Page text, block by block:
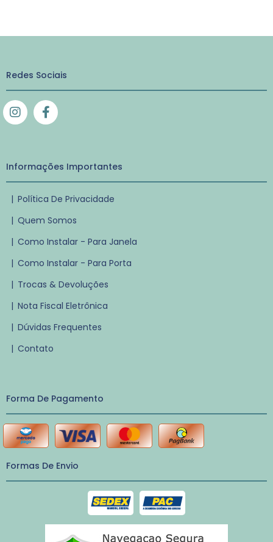
Redes Sociais
Informações Importantes
| Política De Privacidade
| Quem Somos
| Como Instalar - Para Janela
| Como Instalar - Para Porta
| Trocas & Devoluções
| Nota Fiscal Eletrônica
| Dúvidas Frequentes
| Contato
Forma De Pagamento
Formas De Envio